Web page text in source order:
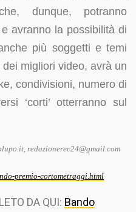
dunque, potranno
avranno la possibilità di
più soggetti e temi
migliori video, avrà un
condivisioni, numero di
‘corti’ otterranno sul
redazionerec24@gmail.com
premio-cortometraggi.html
DA QUI: Bando